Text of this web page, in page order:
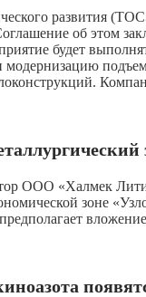
развития
об этом
будет
модернизацию
ООО «Халмек
зоне